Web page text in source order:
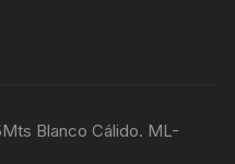
Blanco Cálido. ML-